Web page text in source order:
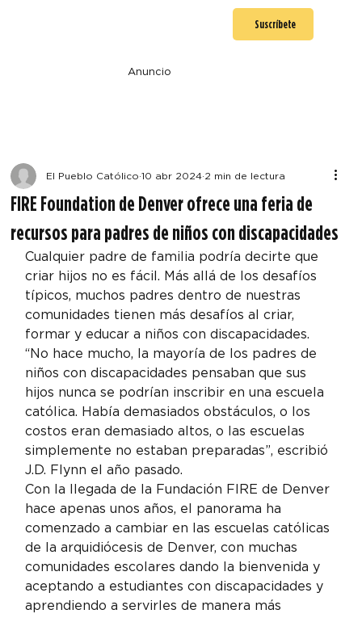
Suscríbete
Anuncio
FIRE Foundation de Denver ofrece una feria de
recursos para padres de niños con discapacidades
El Pueblo Católico 10 abr 2024 2 min de lectura
Cualquier padre de familia podría decirte que
criar hijos no es fácil. Más allá de los desafíos
típicos, muchos padres dentro de nuestras
comunidades tienen más desafíos al criar,
formar y educar a niños con discapacidades.
“No hace mucho, la mayoría de los padres de
niños con discapacidades pensaban que sus
hijos nunca se podrían inscribir en una escuela
católica. Había demasiados obstáculos, o los
costos eran demasiado altos, o las escuelas
simplemente no estaban preparadas”, escribió
J.D. Flynn el año pasado.
Con la llegada de la Fundación FIRE de Denver
hace apenas unos años, el panorama ha
comenzado a cambiar en las escuelas católicas
de la arquidiócesis de Denver, con muchas
comunidades escolares dando la bienvenida y
aceptando a estudiantes con discapacidades y
aprendiendo a servirles de manera más